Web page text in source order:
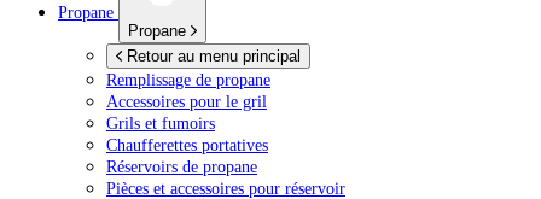
Propane
Propane
Retour au menu principal
Remplissage de propane
Accessoires pour le gril
Grils et fumoirs
Chaufferettes portatives
Réservoirs de propane
Pièces et accessoires pour réservoir